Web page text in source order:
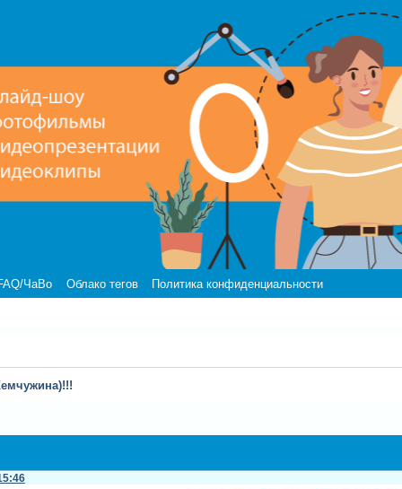
ЧаВо Облако тегов Политика конфиденциальности